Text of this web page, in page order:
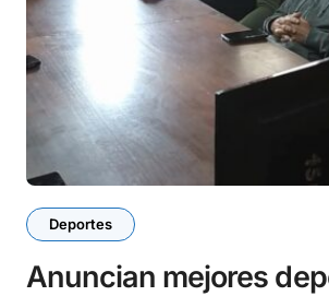
Deportes
Anuncian mejores